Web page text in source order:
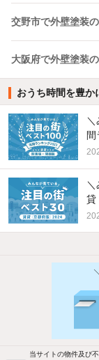
交野市で外壁塗装
大阪府で外壁塗装
おうち時間を豊か
貸
他の人はこんな条
バス・トイレ別
当サイトの物件及び